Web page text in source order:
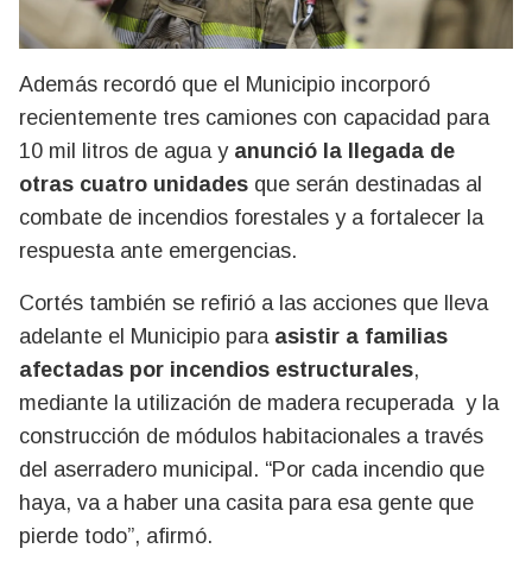
Además recordó que el Municipio incorporó
recientemente tres camiones con capacidad para
10 mil litros de agua y anunció la llegada de
otras cuatro unidades que serán destinadas al
combate de incendios forestales y a fortalecer la
respuesta ante emergencias.
Cortés también se refirió a las acciones que lleva
adelante el Municipio para asistir a familias
afectadas por incendios estructurales,
mediante la utilización de madera recuperada y la
construcción de módulos habitacionales a través
del aserradero municipal. “Por cada incendio que
haya, va a haber una casita para esa gente que
pierde todo”, afirmó.